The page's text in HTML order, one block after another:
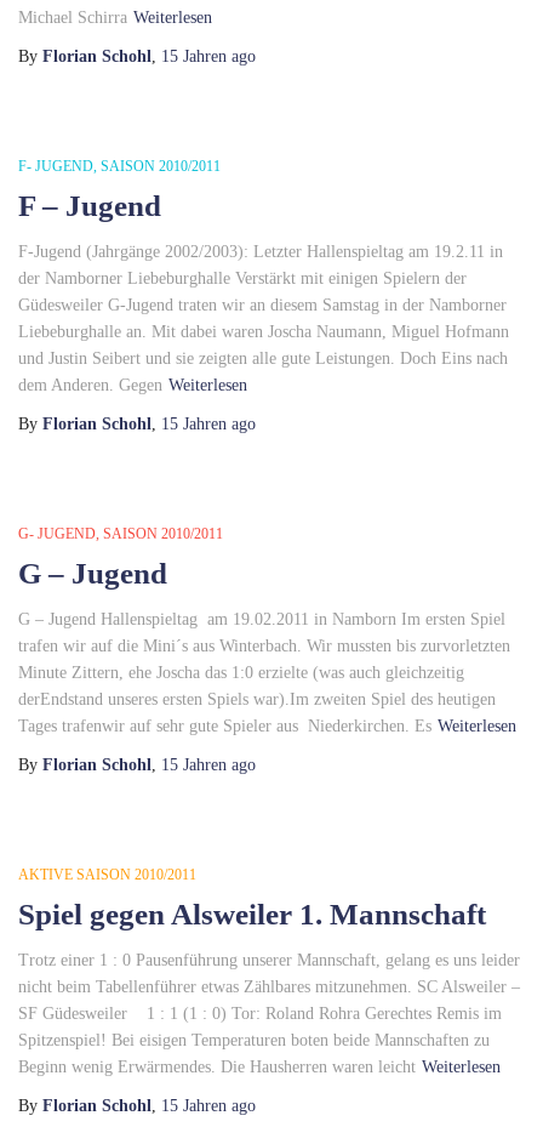
Michael Schirra Weiterlesen
By Florian Schohl, 15 Jahren ago
F- JUGEND SAISON 2010/2011
F – Jugend
F-Jugend (Jahrgänge 2002/2003): Letzter Hallenspieltag am 19.2.11 in
der Namborner Liebeburghalle Verstärkt mit einigen Spielern der
Güdesweiler G-Jugend traten wir an diesem Samstag in der Namborner
Liebeburghalle an. Mit dabei waren Joscha Naumann, Miguel Hofmann
und Justin Seibert und sie zeigten alle gute Leistungen. Doch Eins nach
dem Anderen. Gegen Weiterlesen
By Florian Schohl, 15 Jahren ago
G- JUGEND SAISON 2010/2011
G – Jugend
G – Jugend Hallenspieltag am 19.02.2011 in Namborn Im ersten Spiel
trafen wir auf die Mini´s aus Winterbach. Wir mussten bis zurvorletzten
Minute Zittern, ehe Joscha das 1:0 erzielte (was auch gleichzeitig
derEndstand unseres ersten Spiels war).Im zweiten Spiel des heutigen
Tages trafenwir auf sehr gute Spieler aus Niederkirchen. Es Weiterlesen
By Florian Schohl, 15 Jahren ago
AKTIVE SAISON 2010/2011
Spiel gegen Alsweiler 1. Mannschaft
Trotz einer 1 : 0 Pausenführung unserer Mannschaft, gelang es uns leider
nicht beim Tabellenführer etwas Zählbares mitzunehmen. SC Alsweiler –
SF Güdesweiler 1 : 1 (1 : 0) Tor: Roland Rohra Gerechtes Remis im
Spitzenspiel! Bei eisigen Temperaturen boten beide Mannschaften zu
Beginn wenig Erwärmendes. Die Hausherren waren leicht Weiterlesen
By Florian Schohl, 15 Jahren ago